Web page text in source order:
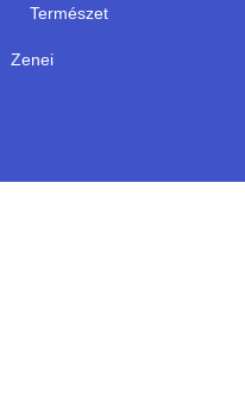
Természet
Zenei